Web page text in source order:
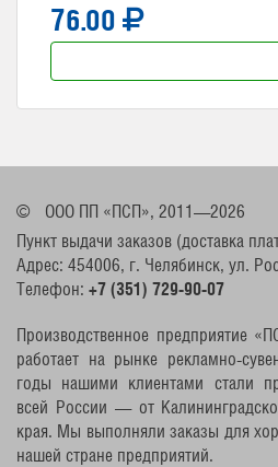
76.00
©
ООО ПП «ПСП», 2011—2026
Пункт выдачи заказов (доставка
Адрес: 454006, г. Челябинск, ул.
Телефон: +7 (351) 729-90-07
Производственное предприятие
работает на рынке рекламно-
годы нашими клиентами стали
всей России — от
края. Мы выполняли заказы для
нашей стране предприятий.